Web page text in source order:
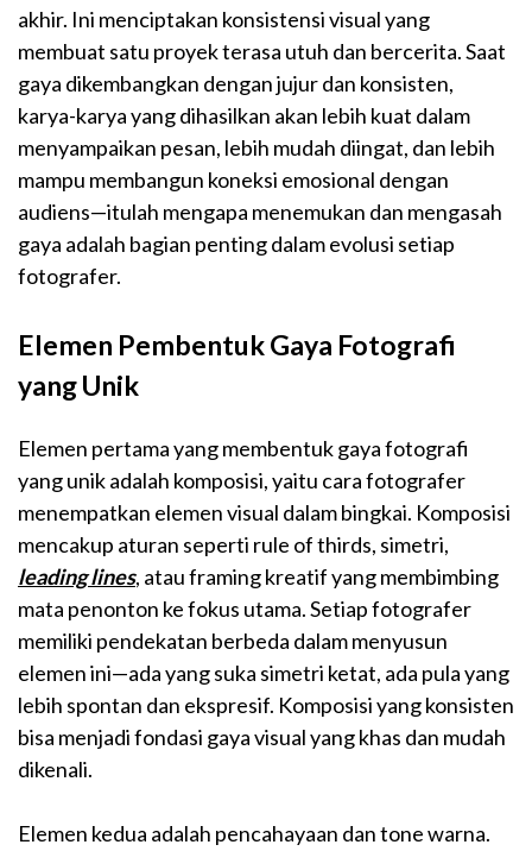
akhir. Ini menciptakan konsistensi visual yang
membuat satu proyek terasa utuh dan bercerita. Saat
gaya dikembangkan dengan jujur dan konsisten,
karya-karya yang dihasilkan akan lebih kuat dalam
menyampaikan pesan, lebih mudah diingat, dan lebih
mampu membangun koneksi emosional dengan
audiens—itulah mengapa menemukan dan mengasah
gaya adalah bagian penting dalam evolusi setiap
fotografer.
Elemen Pembentuk Gaya Fotografi
yang Unik
Elemen pertama yang membentuk gaya fotografi
yang unik adalah komposisi, yaitu cara fotografer
menempatkan elemen visual dalam bingkai. Komposisi
mencakup aturan seperti rule of thirds, simetri,
leading lines, atau framing kreatif yang membimbing
mata penonton ke fokus utama. Setiap fotografer
memiliki pendekatan berbeda dalam menyusun
elemen ini—ada yang suka simetri ketat, ada pula yang
lebih spontan dan ekspresif. Komposisi yang konsisten
bisa menjadi fondasi gaya visual yang khas dan mudah
dikenali.
Elemen kedua adalah pencahayaan dan tone warna.